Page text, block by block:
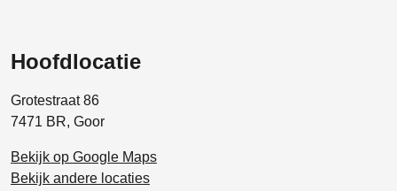
Hoofdlocatie
Grotestraat 86
7471 BR, Goor
Bekijk op Google Maps
Bekijk andere locaties